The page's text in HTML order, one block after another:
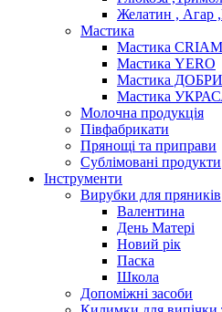
Желатин , Агар
Мастика
Мастика
Мастика YERO
Мастика
Мастика
Молочна продукція
Півфабрикати
Прянощі та приправи
Сублімовані продукти
Інструменти
Вирубки для пряників
Валентина
День Матері
Новий рік
Паска
Школа
Допоміжні засоби